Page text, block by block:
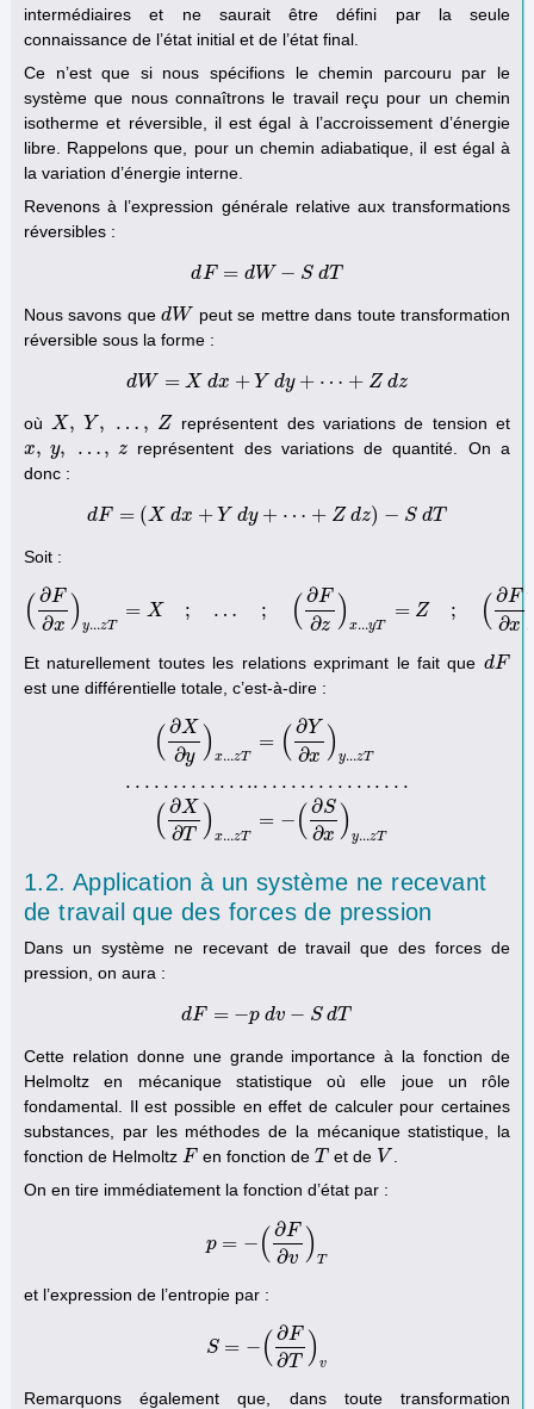
intermédiaires et ne saurait être défini par la seule
connaissance de l’état initial et de l’état final.
Ce n’est que si nous spécifions le chemin parcouru par le
système que nous connaîtrons le travail reçu pour un chemin
isotherme et réversible, il est égal à l’accroissement d’énergie
libre. Rappelons que, pour un chemin adiabatique, il est égal à
la variation d’énergie interne.
Revenons à l’expression générale relative aux transformations
réversibles :
dF = dW − S dT
dF=dW− S dT
Nous savons quedW
dW
peut se mettre dans toute transformation
réversible sous la forme :
dW = X dx + Y dy + ⋯ + Z dz
dW =X dx+ Y dy+ ⋯+Z d z
où X, Y, … , Z
X, Y , … Z
représentent des variations de tension et
x, y, … , z
x, , … , z
représentent des variations de quantité. On a
donc :
dF = (X dx + Y dy + ⋯ + Z dz) − S dT
dF=(X dx+ Y dy +⋯ + Z dz )− S dT
Soit :
( ∂F
∂x ) y...zT
= X ; … ; ( ∂F
∂z ) x...yT
= Z ; ( ∂F
∂x
(∂F ) z T = … F ∂z)x. .. (∂F∂x .. − S
Et naturellement toutes les relations exprimant le fait que dF
dF
est une différentielle totale, c’est-à-dire :
( ∂X
∂y ) x...zT
. . . . . . . . . . . . . .
( ∂X
∂T ) x...zT
= ( ∂Y
∂x ) y...zT
. . . . . . . . . . . . . . . . .
= − ( ∂S
∂x ) y...zT
( ∂ X ∂ y) x . . zT = (∂ Y∂ x) y .. .zT. .. .. .. .. .. .. .. .. .. ..
1.2. Application à un système ne recevant
de travail que des forces de pression
Dans un système ne recevant de travail que des forces de
pression, on aura :
dF = −p dv − S dT
dF=−p dv− S dT
Cette relation donne une grande importance à la fonction de
Helmoltz en mécanique statistique où elle joue un rôle
fondamental. Il est possible en effet de calculer pour certaines
substances, par les méthodes de la mécanique statistique, la
fonction de Helmoltz F
F en fonction deT
T et de V
V .
On en tire immédiatement la fonction d’état par :
p = − ( ∂F
∂v ) T
p= −( ∂ F∂v)T
et l’expression de l’entropie par :
S = − ( ∂F
∂T ) v
S= −(∂F∂T)v
Remarquons également que, dans toute transformation